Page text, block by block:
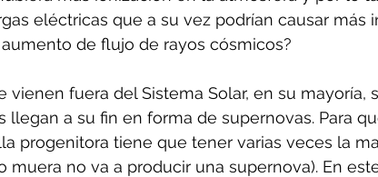
eléctricas que a su vez podrían causar más
de flujo de rayos cósmicos?
vienen fuera del Sistema Solar, en su mayoría,
llegan a su fin en forma de supernovas. Para
progenitora tiene que tener varias veces la
muera no va a producir una supernova). En